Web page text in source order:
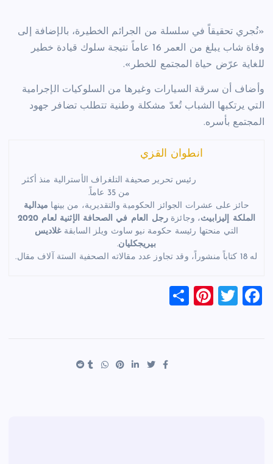
«نُجري تحقيقاً في سلسلة من الجرائم الخطيرة، بالإضافة إلى
وفاة شاب يبلغ من العمر 16 عاماً نتيجة سلوك قيادة خطير
للغاية عرّض حياة المجتمع للخطر».
وأضاف أن سرقة السيارات وغيرها من السلوكيات الإجرامية
التي يرتكبها الشباب تُعدّ مشكلة وطنية تتطلب تضافر جهود
المجتمع بأسره.
انطوان القزي
رئيس تحرير صحيفة التلغراف الأسترالية منذ أكثر
من 35 عاماً.
حائز على عشرات الجوائز الحكومية والتقديرية، من بينها ميدالية
الملكة إليزابيث، وجائزةرجل العام في الصحافة الإثنية لعام 2020
التي منحتها رئيسة حكومة نيو ساوث ويلز السابقةغلاديس
بيريجكليان.
له 18 كتاباً منشوراً، وقد تجاوز عدد مقالاته الصحفية الستة آلاف مقال.
F
T
Pi